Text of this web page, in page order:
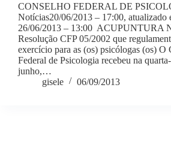
CONSELHO FEDERAL DE
Notícias20/06/2013 – 17:00, atualizado
26/06/2013 – 13:00 ACUPUNTURA
Resolução CFP 05/2002 que
exercício para as (os) psicólogas (os) O
Federal de Psicologia recebeu na
junho,…
gisele
06/09/2013